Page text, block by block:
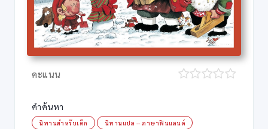
คะแนน
คำค้นหา
นิทานสำหรับเด็ก นิทานแปล -- ภาษาฟินแลนด์